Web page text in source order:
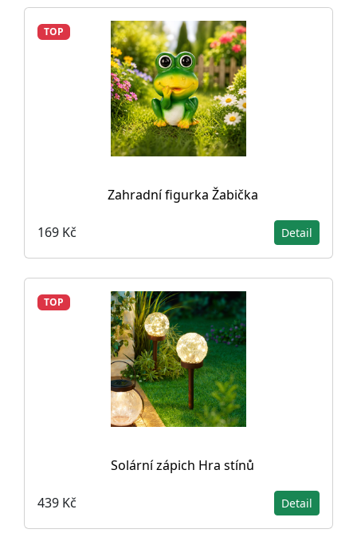
TOP
Zahradní figurka Žabička
169 Kč Detail
TOP
Solární zápich Hra stínů
439 Kč Detail